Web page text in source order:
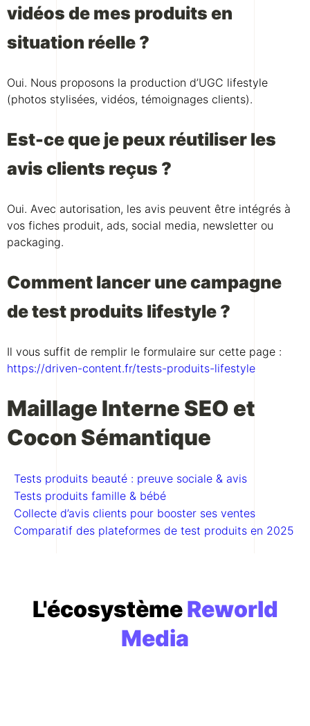
vidéos de mes produits en
situation réelle ?
Oui. Nous proposons la production d’UGC lifestyle
(photos stylisées, vidéos, témoignages clients).
Est-ce que je peux réutiliser les
avis clients reçus ?
Oui. Avec autorisation, les avis peuvent être intégrés à
vos fiches produit, ads, social media, newsletter ou
packaging.
Comment lancer une campagne
de test produits lifestyle ?
Il vous suffit de remplir le formulaire sur cette page :
https://driven-content.fr/tests-produits-lifestyle
Maillage Interne SEO et
Cocon Sémantique
Tests produits beauté : preuve sociale & avis
Tests produits famille & bébé
Collecte d’avis clients pour booster ses ventes
Comparatif des plateformes de test produits en 2025
L'écosystèmeReworld
Media